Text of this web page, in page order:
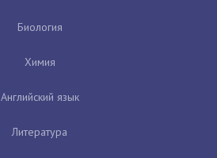
Биология
Химия
Английский язык
Литература